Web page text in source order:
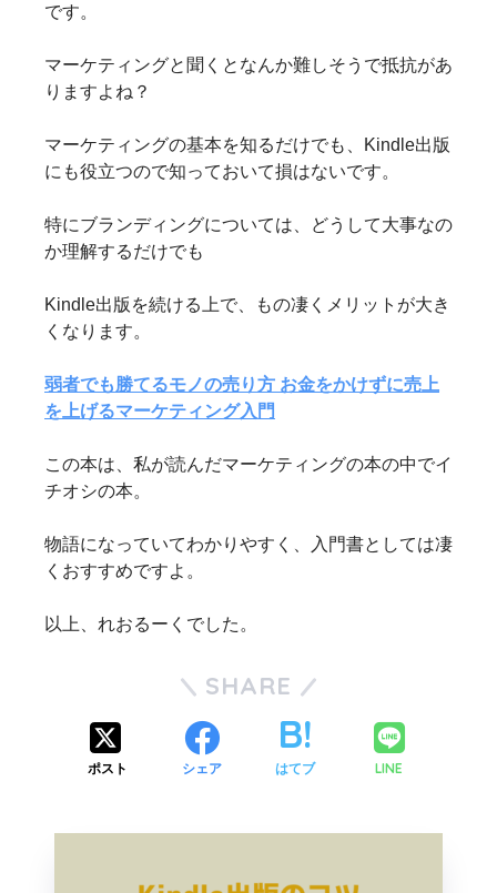
です。
マーケティングと聞くとなんか難しそうで抵抗があ
りますよね？
マーケティングの基本を知るだけでも、Kindle出版
にも役立つので知っておいて損はないです。
特にブランディングについては、どうして大事なの
か理解するだけでも
Kindle出版を続ける上で、もの凄くメリットが大き
くなります。
弱者でも勝てるモノの売り方 お金をかけずに売上
を上げるマーケティング入門
この本は、私が読んだマーケティングの本の中でイ
チオシの本。
物語になっていてわかりやすく、入門書としては凄
くおすすめですよ。
以上、れおるーくでした。
SHARE
ポスト シェア はてブ LINE